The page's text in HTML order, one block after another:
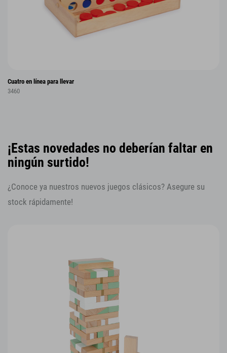
Cuatro en línea para llevar
3460
¡Estas novedades no deberían faltar en
ningún surtido!
¿Conoce ya nuestros nuevos juegos clásicos? Asegure su
stock rápidamente!